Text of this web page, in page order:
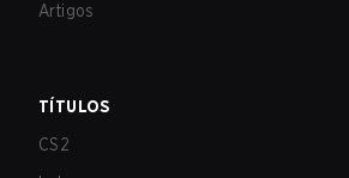
Artigos
TÍTULOS
CS2